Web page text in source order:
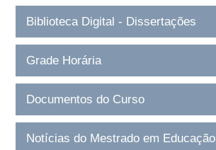
Biblioteca Digital - Dissertações
Grade Horária
Documentos do Curso
Notícias do Mestrado em Educação